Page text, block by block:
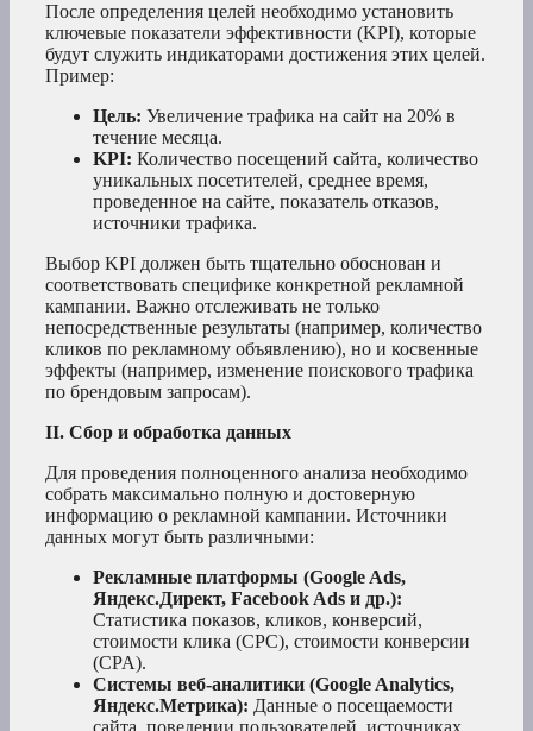
После определения целей необходимо установить
ключевые показатели эффективности (KPI), которые
будут служить индикаторами достижения этих целей.
Пример:
Цель: Увеличение трафика на сайт на 20% в
течение месяца.
KPI: Количество посещений сайта, количество
уникальных посетителей, среднее время,
проведенное на сайте, показатель отказов,
источники трафика.
Выбор KPI должен быть тщательно обоснован и
соответствовать специфике конкретной рекламной
кампании. Важно отслеживать не только
непосредственные результаты (например, количество
кликов по рекламному объявлению), но и косвенные
эффекты (например, изменение поискового трафика
по брендовым запросам).
II. Сбор и обработка данных
Для проведения полноценного анализа необходимо
собрать максимально полную и достоверную
информацию о рекламной кампании. Источники
данных могут быть различными:
Рекламные платформы (Google Ads,
Яндекс.Директ, Facebook Ads и др.):
Статистика показов, кликов, конверсий,
стоимости клика (CPC), стоимости конверсии
(CPA).
Системы веб-аналитики (Google Analytics,
Яндекс.Метрика): Данные о посещаемости